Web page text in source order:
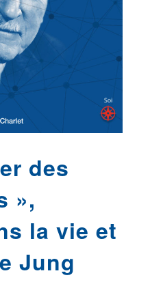
des
»,
la vie et
Jung